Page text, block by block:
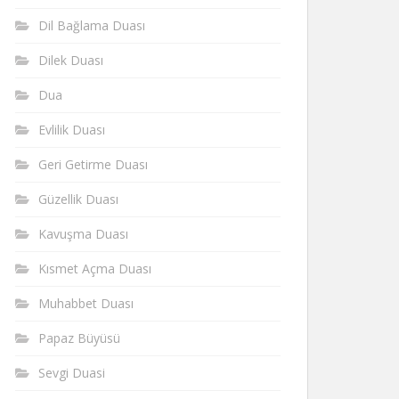
Dil Bağlama Duası
Dilek Duası
Dua
Evlilik Duası
Geri Getirme Duası
Güzellik Duası
Kavuşma Duası
Kısmet Açma Duası
Muhabbet Duası
Papaz Büyüsü
Sevgi Duasi